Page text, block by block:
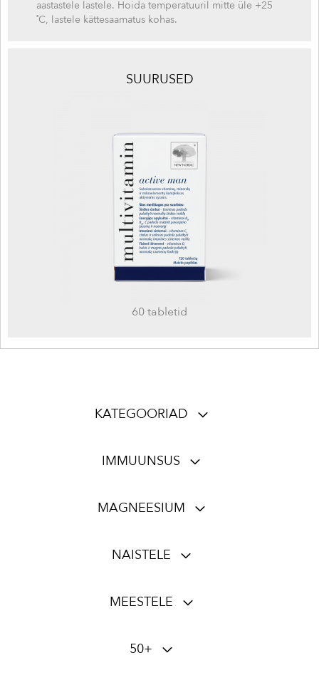
aastastele lastele. Hoida temperatuuril mitte üle +25
˚C, lastele kättesaamatus kohas.
SUURUSED
60 tabletid
KATEGOORIAD
IMMUUNSUS
MAGNEESIUM
NAISTELE
MEESTELE
50+